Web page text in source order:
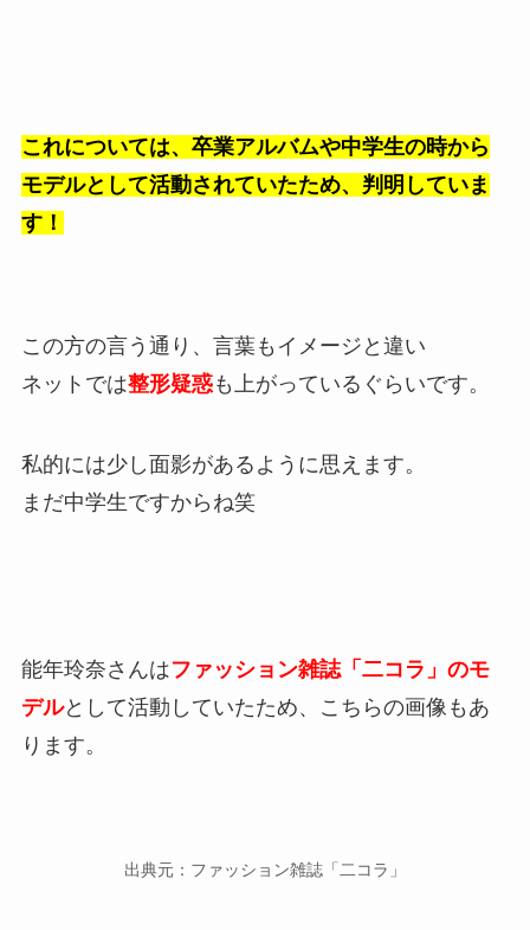
これについては、卒業アルバムや中学生の時から
モデルとして活動されていたため、判明していま
す！
この方の言う通り、言葉もイメージと違い
ネットでは整形疑惑も上がっているぐらいです。
私的には少し面影があるように思えます。
まだ中学生ですからね笑
能年玲奈さんはファッション雑誌「二コラ」のモ
デルとして活動していたため、こちらの画像もあ
ります。
出典元：ファッション雑誌「二コラ」